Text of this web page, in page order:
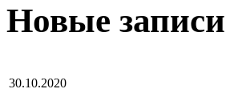
Новые
30.10.2020